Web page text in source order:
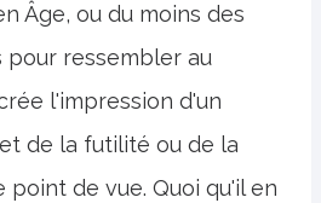
Âge, ou du moins des
pour ressembler au
l'impression d'un
de la futilité ou de la
de vue. Quoi qu'il en